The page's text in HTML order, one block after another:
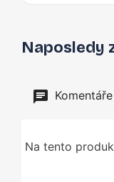
Naposledy
Na tento